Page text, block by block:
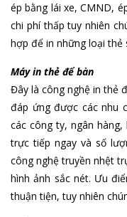
ép bằng lái xe, CMND,
chi phí thấp tuy nhiên
hợp để in những loại thẻ
Máy in thẻ để bàn
Đây là công nghệ in thẻ
đáp ứng được các nhu
các công ty, ngân
trực tiếp ngay và số
công nghệ truyền nhệt
hình ảnh sắc nét. Ưu
thuận tiện, tuy nhiên